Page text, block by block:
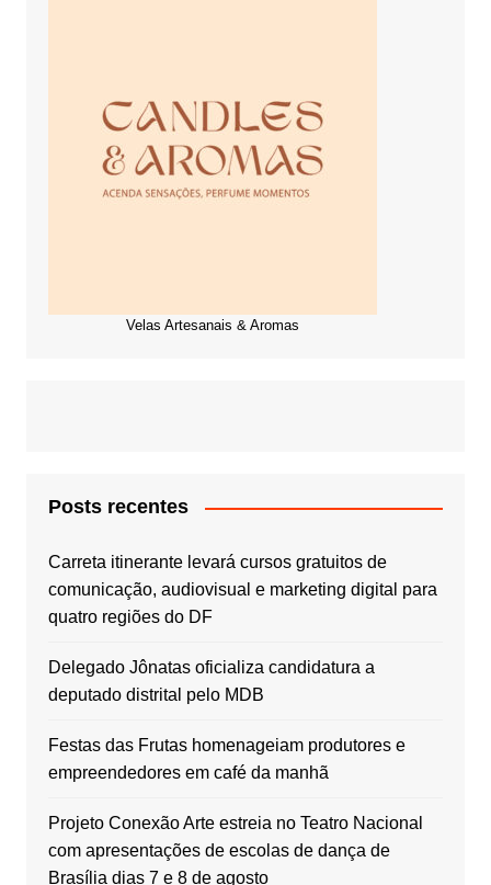
Velas Artesanais & Aromas
Posts recentes
Carreta itinerante levará cursos gratuitos de
comunicação, audiovisual e marketing digital para
quatro regiões do DF
Delegado Jônatas oficializa candidatura a
deputado distrital pelo MDB
Festas das Frutas homenageiam produtores e
empreendedores em café da manhã
Projeto Conexão Arte estreia no Teatro Nacional
com apresentações de escolas de dança de
Brasília dias 7 e 8 de agosto